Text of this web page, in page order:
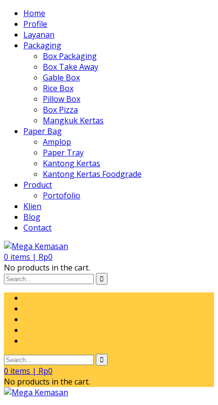
Home
Profile
Layanan
Packaging
Box Packaging
Box Take Away
Gable Box
Rice Box
Pillow Box
Box Pizza
Mangkuk Kertas
Paper Bag
Amplop
Paper Tray
Kantong Kertas
Kantong Kertas Foodgrade
Product
Portofolio
Klien
Blog
Contact
0 items | Rp0
No products in the cart.
0 items | Rp0
No products in the cart.